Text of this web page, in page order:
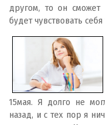
другом, то он
будет чувствовать
15мая. Я долго не
назад, и с тех пор я